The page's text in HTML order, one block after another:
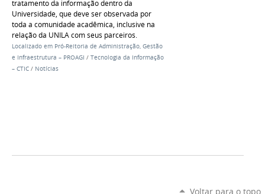
tratamento da informação dentro da
Universidade, que deve ser observada por
toda a comunidade acadêmica, inclusive na
relação da UNILA com seus parceiros.
Localizado em Pró-Reitoria de Administração, Gestão
e Infraestrutura – PROAGI / Tecnologia da Informação
– CTIC / Notícias
Voltar para o topo